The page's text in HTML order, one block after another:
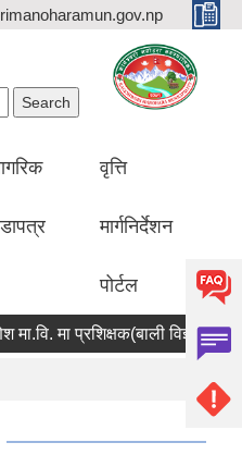
वृत्ति
मार्गनिर्देशन
पोर्टल
मा प्रशिक्षक(बाली विज्ञान)